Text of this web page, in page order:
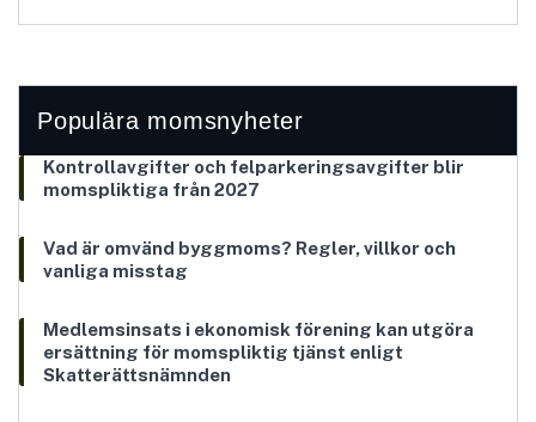
Populära momsnyheter
Kontrollavgifter och felparkeringsavgifter blir
momspliktiga från 2027
Vad är omvänd byggmoms? Regler, villkor och
vanliga misstag
Medlemsinsats i ekonomisk förening kan utgöra
ersättning för momspliktig tjänst enligt
Skatterättsnämnden